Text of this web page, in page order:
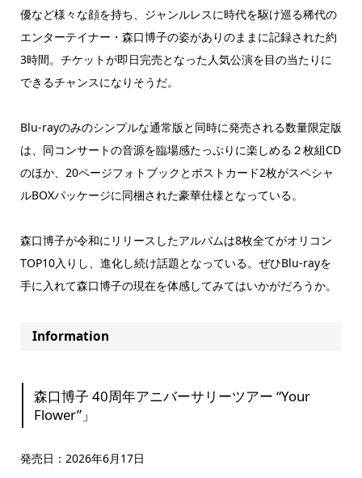
優など様々な顔を持ち、ジャンルレスに時代を駆け巡る稀代の
エンターテイナー・森口博子の姿がありのままに記録された約
3時間。チケットが即日完売となった人気公演を目の当たりに
できるチャンスになりそうだ。
Blu-rayのみのシンプルな通常版と同時に発売される数量限定版
は、同コンサートの音源を臨場感たっぷりに楽しめる２枚組CD
のほか、20ページフォトブックとポストカード2枚がスペシャ
ルBOXパッケージに同梱された豪華仕様となっている。
森口博子が令和にリリースしたアルバムは8枚全てがオリコン
TOP10入りし、進化し続け話題となっている。ぜひBlu-rayを
手に入れて森口博子の現在を体感してみてはいかがだろうか。
Information
森口博子 40周年アニバーサリーツアー “Your
Flower”」
発売日：2026年6月17日